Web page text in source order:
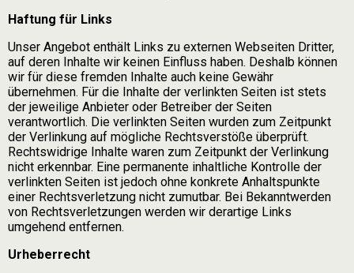
Haftung für Links
Unser Angebot enthält Links zu externen Webseiten Dritter,
auf deren Inhalte wir keinen Einfluss haben. Deshalb können
wir für diese fremden Inhalte auch keine Gewähr
übernehmen. Für die Inhalte der verlinkten Seiten ist stets
der jeweilige Anbieter oder Betreiber der Seiten
verantwortlich. Die verlinkten Seiten wurden zum Zeitpunkt
der Verlinkung auf mögliche Rechtsverstöße überprüft.
Rechtswidrige Inhalte waren zum Zeitpunkt der Verlinkung
nicht erkennbar. Eine permanente inhaltliche Kontrolle der
verlinkten Seiten ist jedoch ohne konkrete Anhaltspunkte
einer Rechtsverletzung nicht zumutbar. Bei Bekanntwerden
von Rechtsverletzungen werden wir derartige Links
umgehend entfernen.
Urheberrecht